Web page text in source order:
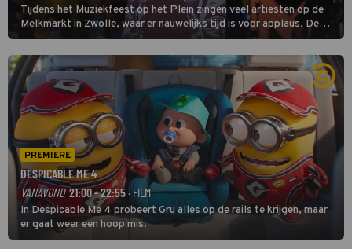
Tijdens het Muziekfeest op het Plein zingen veel artiesten op de
Melkmarkt in Zwolle, waar er nauwelijks tijd is voor applaus. De
grootste namen zijn André Hazes, Jannes, René Froger en
natuurlijk Rutger van Barneveld met zijn hit Zwoele Zomernachten.
PREMIERE
DESPICABLE ME 4
VANAVOND 21:00 - 22:55 · FILM
In Despicable Me 4 probeert Gru alles op de rails te krijgen, maar
er gaat weer een hoop mis.